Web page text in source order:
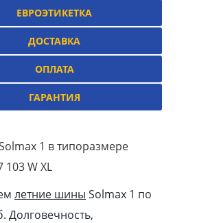
ЕВРОЭТИКЕТКА
ДОСТАВКА
ОПЛАТА
ГАРАНТИЯ
1 в типоразмере
103 W XL
летние шины Solmax 1 по
Долговечность,